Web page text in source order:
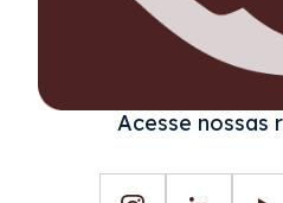
Acesse nossas